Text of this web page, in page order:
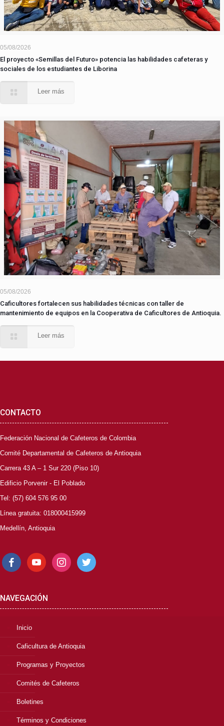
05/08/2026
El proyecto «Semillas del Futuro» potencia las habilidades cafeteras y
sociales de los estudiantes de Liborina
Leer más
05/08/2026
Caficultores fortalecen sus habilidades técnicas con taller de
mantenimiento de equipos en la Cooperativa de Caficultores de Antioquia.
Leer más
CONTACTO
Federación Nacional de Cafeteros de Colombia
Comité Departamental de Cafeteros de Antioquia
Carrera 43 A – 1 Sur 220 (Piso 10)
Edificio Porvenir - El Poblado
Tel: (57) 604 576 95 00
Línea gratuita: 018000415999
Medellín, Antioquia
facebookyoutube instagramtwitter
NAVEGACIÓN
Inicio
Caficultura de Antioquia
Programas y Proyectos
Comités de Cafeteros
Boletines
Términos y Condiciones